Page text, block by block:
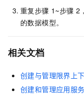
重复步骤 1~步骤 2
的数据模型。
相关文档
创建与管理限界上
创建和管理应用服务